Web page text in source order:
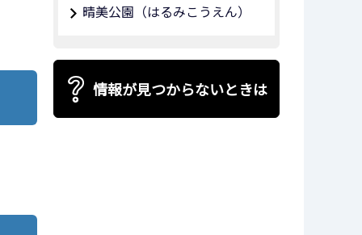
晴美公園（はるみこうえん）
情報が見つからないときは